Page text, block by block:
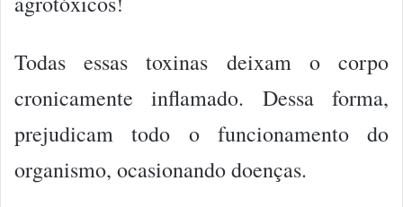
Todas essas toxinas deixam o corpo
cronicamente inflamado. Dessa forma,
prejudicam todo o funcionamento do
organismo, ocasionando doenças.